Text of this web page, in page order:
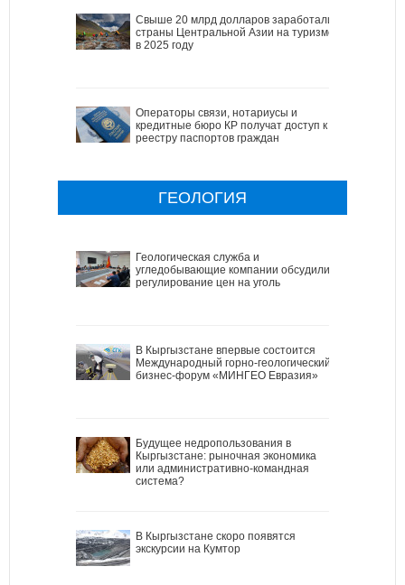
Свыше 20 млрд долларов заработали
страны Центральной Азии на туризме
в 2025 году
Операторы связи, нотариусы и
кредитные бюро КР получат доступ к
реестру паспортов граждан
ГЕОЛОГИЯ
Геологическая служба и
угледобывающие компании обсудили
регулирование цен на уголь
В Кыргызстане впервые состоится
Международный горно-геологический
бизнес-форум «МИНГЕО Евразия»
Будущее недропользования в
Кыргызстане: рыночная экономика
или административно-командная
система?
В Кыргызстане скоро появятся
экскурсии на Кумтор